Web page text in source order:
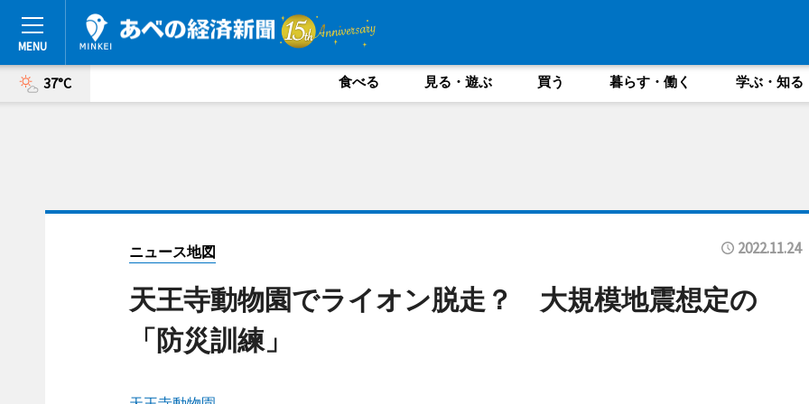
37°C 食べる 見る・遊ぶ 買う 暮らす・働く 学ぶ・知る
ニュース地図 2022.11.24
天王寺動物園でライオン脱走？ 大規模地震想定の
「防災訓練」